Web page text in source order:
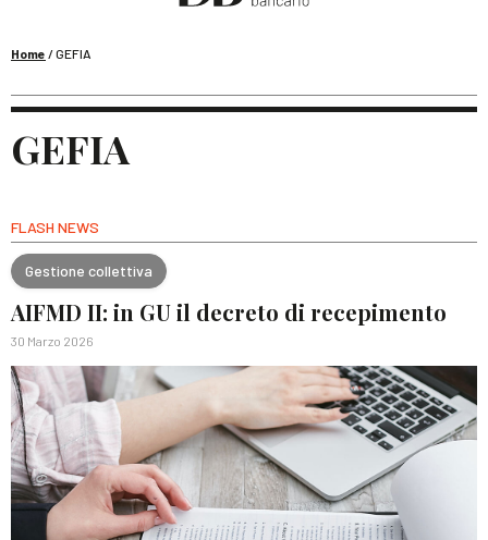
Home /GEFIA
GEFIA
FLASH NEWS
Gestione collettiva
AIFMD II: in GU il decreto di recepimento
30 Marzo 2026